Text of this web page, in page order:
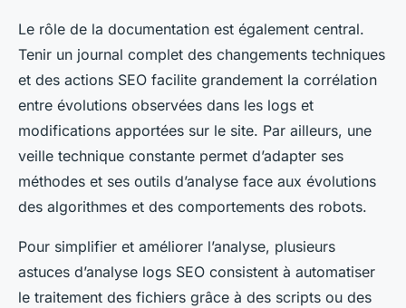
Le rôle de la documentation est également central.
Tenir un journal complet des changements techniques
et des actions SEO facilite grandement la corrélation
entre évolutions observées dans les logs et
modifications apportées sur le site. Par ailleurs, une
veille technique constante permet d’adapter ses
méthodes et ses outils d’analyse face aux évolutions
des algorithmes et des comportements des robots.
Pour simplifier et améliorer l’analyse, plusieurs
astuces d’analyse logs SEO consistent à automatiser
le traitement des fichiers grâce à des scripts ou des